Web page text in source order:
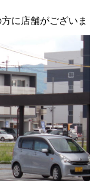
に店舗がございま